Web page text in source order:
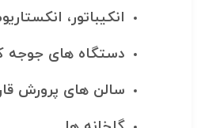
انکیباتور،
دستگاه های
سالن های پرورش